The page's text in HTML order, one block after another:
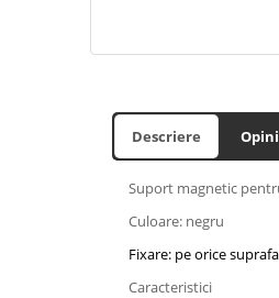
Descriere
Suport magnetic
Culoare: negru
Fixare: pe orice
Caracteristici